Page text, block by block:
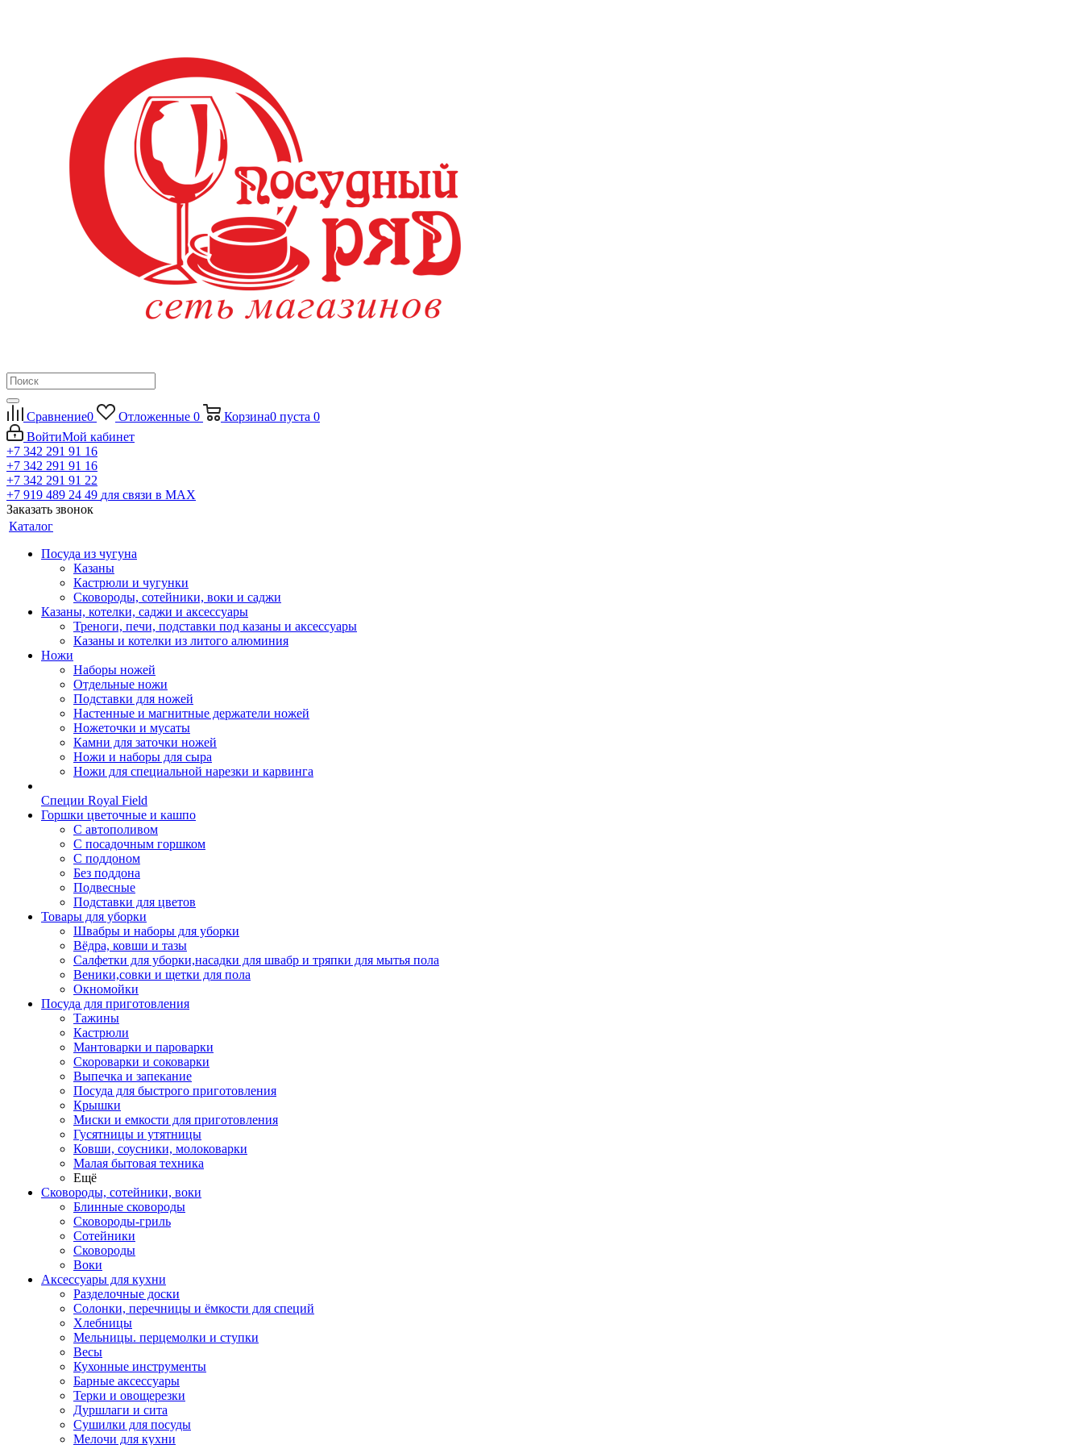
Сравнение0 Отложенные 0 Корзина0 пуста 0
ВойтиМой кабинет
+7 342 291 91 16
+7 342 291 91 16
+7 342 291 91 22
+7 919 489 24 49 для связи в МАХ
Заказать звонок
Каталог
Посуда из чугуна
Казаны
Кастрюли и чугунки
Сковороды, сотейники, воки и саджи
Казаны, котелки, саджи и аксессуары
Треноги, печи, подставки под казаны и аксессуары
Казаны и котелки из литого алюминия
Ножи
Наборы ножей
Отдельные ножи
Подставки для ножей
Настенные и магнитные держатели ножей
Ножеточки и мусаты
Камни для заточки ножей
Ножи и наборы для сыра
Ножи для специальной нарезки и карвинга
Специи Royal Field
Горшки цветочные и кашпо
С автополивом
С посадочным горшком
С поддоном
Без поддона
Подвесные
Подставки для цветов
Товары для уборки
Швабры и наборы для уборки
Вёдра, ковши и тазы
Салфетки для уборки,насадки для швабр и тряпки для мытья пола
Веники,совки и щетки для пола
Окномойки
Посуда для приготовления
Тажины
Кастрюли
Мантоварки и пароварки
Скороварки и соковарки
Выпечка и запекание
Посуда для быстрого приготовления
Крышки
Миски и емкости для приготовления
Гусятницы и утятницы
Ковши, соусники, молоковарки
Малая бытовая техника
Ещё
Сковороды, сотейники, воки
Блинные сковороды
Сковороды-гриль
Сотейники
Сковороды
Воки
Аксессуары для кухни
Разделочные доски
Солонки, перечницы и ёмкости для специй
Хлебницы
Мельницы. перцемолки и ступки
Весы
Кухонные инструменты
Барные аксессуары
Терки и овощерезки
Дуршлаги и сита
Сушилки для посуды
Мелочи для кухни